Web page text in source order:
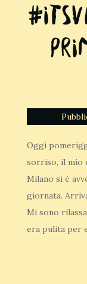
Oggi
sorriso, il mio
Milano si è
giornata.
Mi sono
era pulita per